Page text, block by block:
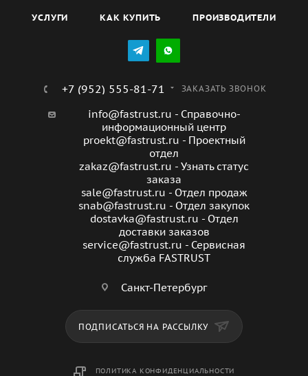
УСЛУГИ КАК КУПИТЬ ПРОИЗВОДИТЕЛИ
+7 (952) 555-81-71 ЗАКАЗАТЬ ЗВОНОК
info@fastrust.ru - Справочно-
информационный центр
proekt@fastrust.ru - Проектный
отдел
zakaz@fastrust.ru - Узнать статус
заказа
sale@fastrust.ru - Отдел продаж
snab@fastrust.ru - Отдел закупок
dostavka@fastrust.ru - Отдел
доставки заказов
service@fastrust.ru - Сервисная
служба FASTRUST
Санкт-Петербург
ПОДПИСАТЬСЯ НА РАССЫЛКУ
ПОЛИТИКА КОНФИДЕНЦИАЛЬНОСТИ